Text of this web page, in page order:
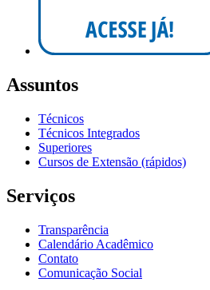
Assuntos
Técnicos
Técnicos Integrados
Superiores
Cursos de Extensão (rápidos)
Serviços
Transparência
Calendário Acadêmico
Contato
Comunicação Social